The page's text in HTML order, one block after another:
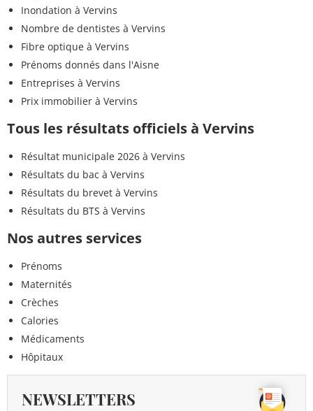
Inondation à Vervins
Nombre de dentistes à Vervins
Fibre optique à Vervins
Prénoms donnés dans l'Aisne
Entreprises à Vervins
Prix immobilier à Vervins
Tous les résultats officiels à Vervins
Résultat municipale 2026 à Vervins
Résultats du bac à Vervins
Résultats du brevet à Vervins
Résultats du BTS à Vervins
Nos autres services
Prénoms
Maternités
Crèches
Calories
Médicaments
Hôpitaux
NEWSLETTERS